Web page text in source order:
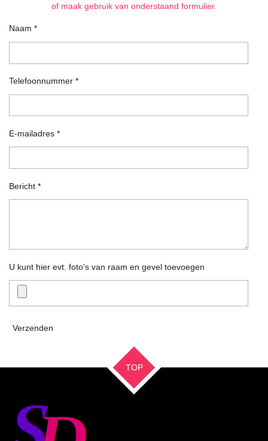
of maak gebruik van onderstaand formulier.
Naam *
Telefoonnummer *
E-mailadres *
Bericht *
U kunt hier evt. foto's van raam en gevel toevoegen
Verzenden
TOP